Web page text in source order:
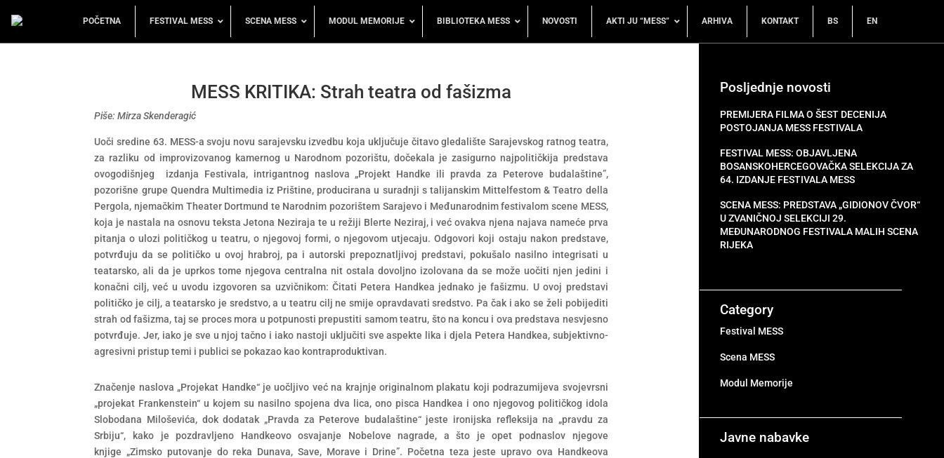
POČETNA FESTIVAL MESS SCENA MESS MODUL MEMORIJE BIBLIOTEKA MESS NOVOSTI AKTI JU “MESS” ARHIVA KONTAKT BS EN
MESS KRITIKA: Strah teatra od fašizma
Piše: Mirza Skenderagić
Uoči sredine 63. MESS-a svoju novu sarajevsku izvedbu koja uključuje čitavo gledalište Sarajevskog ratnog teatra,
za razliku od improvizovanog kamernog u Narodnom pozorištu, dočekala je zasigurno najpolitičkija predstava
ovogodišnjeg izdanja Festivala, intrigantnog naslova „Projekt Handke ili pravda za Peterove budalaštine”,
pozorišne grupe Quendra Multimedia iz Prištine, producirana u suradnji s talijanskim Mittelfestom & Teatro della
Pergola, njemačkim Theater Dortmund te Narodnim pozorištem Sarajevo i Međunarodnim festivalom scene MESS,
koja je nastala na osnovu teksta Jetona Neziraja te u režiji Blerte Neziraj, i već ovakva njena najava nameće prva
pitanja o ulozi političkog u teatru, o njegovoj formi, o njegovom utjecaju. Odgovori koji ostaju nakon predstave,
potvrđuju da se političko u ovoj hrabroj, pa i autorski prepoznatljivoj predstavi, pokušalo nasilno integrisati u
teatarsko, ali da je uprkos tome njegova centralna nit ostala dovoljno izolovana da se može uočiti njen jedini i
konačni cilj, već u uvodu izgovoren sa uzvičnikom: Čitati Petera Handkea jednako je fašizmu. U ovoj predstavi
političko je cilj, a teatarsko je sredstvo, a u teatru cilj ne smije opravdavati sredstvo. Pa čak i ako se želi pobijediti
strah od fašizma, taj se proces mora u potpunosti prepustiti samom teatru, što na koncu i ova predstava nesvjesno
potvrđuje. Jer, iako je sve u njoj tačno i iako nastoji uključiti sve aspekte lika i djela Petera Handkea, subjektivno-
agresivni pristup temi i publici se pokazao kao kontraproduktivan.
Značenje naslova „Projekat Handke“ je uočljivo već na krajnje originalnom plakatu koji podrazumijeva svojevrsni
„projekat Frankenstein“ u kojem su nasilno spojena dva lica, ono pisca Handkea i ono njegovog političkog idola
Slobodana Miloševića, dok dodatak „Pravda za Peterove budalaštine“ jeste ironijska refleksija na „pravdu za
Srbiju“, kako je pozdravljeno Handkeovo osvajanje Nobelove nagrade, a što je opet podnaslov njegove
knjige „Zimsko putovanje do reka Dunava, Save, Morave i Drine”. Početna teza jeste upravo ova Handkeova
Posljednje novosti
PREMIJERA FILMA O ŠEST DECENIJA
POSTOJANJA MESS FESTIVALA
FESTIVAL MESS: OBJAVLJENA
BOSANSKOHERCEGOVAČKA SELEKCIJA ZA
64. IZDANJE FESTIVALA MESS
SCENA MESS: PREDSTAVA „GIDIONOV ČVOR“
U ZVANIČNOJ SELEKCIJI 29.
MEĐUNARODNOG FESTIVALA MALIH SCENA
RIJEKA
Category
Festival MESS
Scena MESS
Modul Memorije
Javne nabavke